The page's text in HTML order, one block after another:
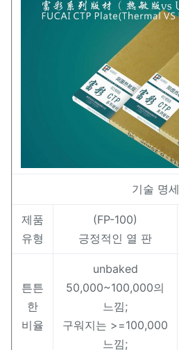
기술 명세
제품
유형
(FP-100)
긍정적인 열 판
튼튼
한
비율
unbaked
50,000~100,000의
느낌;
구워지는 >=100,000
느낌;